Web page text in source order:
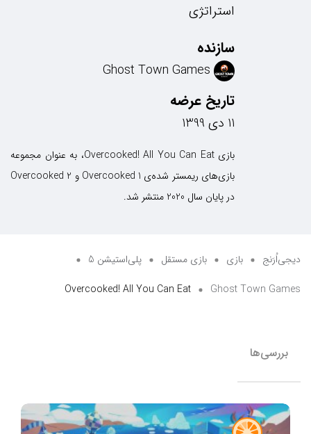
استراتژی
سازنده
تاریخ عرضه
11 دی 1399
بازی Overcooked! All You Can Eat، به عنوان مجموعه
بازی‌های ریمستر شده‌ی Overcooked 1 و Overcooked 2
در پایان سال 2020 منتشر شد.
دیجی‌اُرَنج بازی بازی مستقل
پلی‌استیشن 5
Ghost Town Games
Overcooked! All You Can Eat
بررسی‌ها